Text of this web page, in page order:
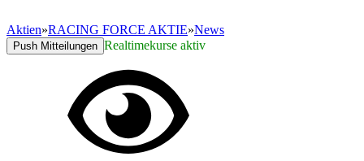
Aktien»RACING FORCE AKTIE»News
Push Mitteilungen Realtimekurse aktiv